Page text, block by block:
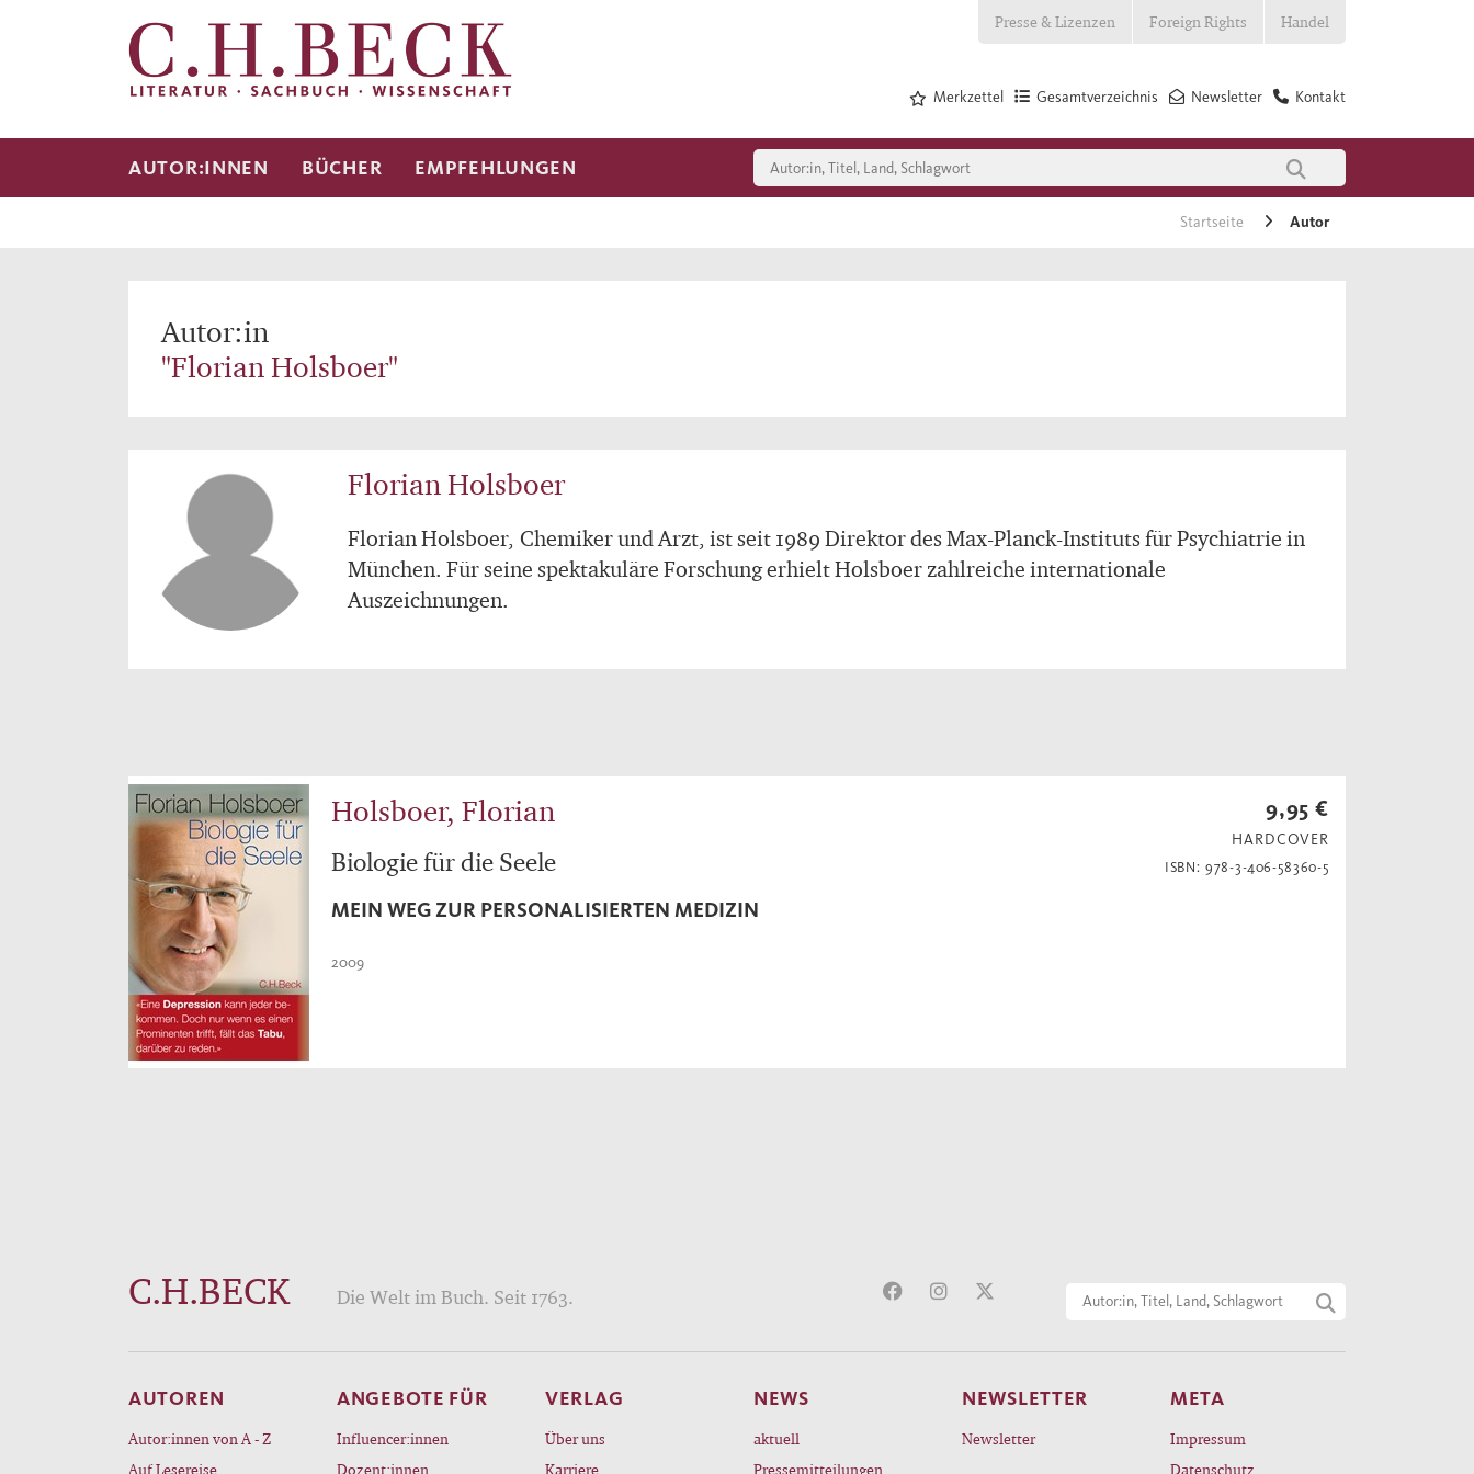
Presse & Lizenzen Foreign Rights Handel
Kontakt
Newsletter
Gesamtverzeichnis
Merkzettel
AUTOR:INNEN BÜCHER EMPFEHLUNGEN
Startseite Autor
Autor:in
"Florian Holsboer"
Florian Holsboer
Florian Holsboer, Chemiker und Arzt, ist seit 1989 Direktor des Max-Planck-Instituts für Psychiatrie in
München. Für seine spektakuläre Forschung erhielt Holsboer zahlreiche internationale
Auszeichnungen.
Holsboer, Florian
Biologie für die Seele
MEIN WEG ZUR PERSONALISIERTEN MEDIZIN
2009
9,95 €
HARDCOVER
ISBN: 978-3-406-58360-5
C.H.BECK Die Welt im Buch. Seit 1763.
AUTOREN
Autor:innen von A - Z
Auf Lesereise
ANGEBOTE FÜR
Influencer:innen
Dozent:innen
VERLAG
Über uns
Karriere
NEWS
aktuell
Pressemitteilungen
NEWSLETTER
Newsletter
META
Impressum
Datenschutz